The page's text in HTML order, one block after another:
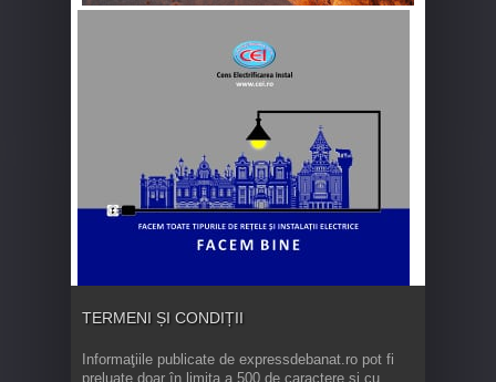
TERMENI ȘI CONDIȚII
Informaţiile publicate de expressdebanat.ro pot fi
preluate doar în limita a 500 de caractere şi cu